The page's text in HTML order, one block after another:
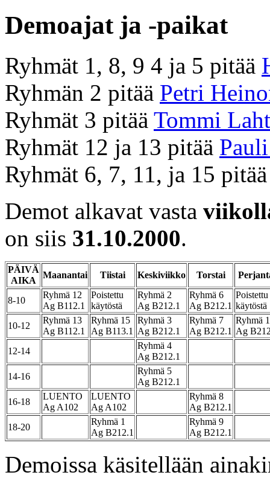
Demoajat ja -paikat
Ryhmät 1, 8, 9 4 ja 5 pitää
Ryhmän 2 pitää Petri
Ryhmät 3 pitää Tommi
Ryhmät 12 ja 13 pitää
Ryhmät 6, 7, 11, ja 15
Demot alkavat vasta
on siis 31.10.2000.
PÄIVÄ
AIKA
Maanantai Tiistai Keskiviikko Torstai
8-10
Ryhmä 12
Ag B112.1
Poistettu
käytöstä
Ryhmä 2
Ag B212.1
Ryhmä 6
Ag B212.1
Poistettu
käytöstä
10-12
Ryhmä 13
Ag B112.1
Ryhmä 15
Ag B113.1
Ryhmä 3
Ag B212.1
Ryhmä 7
Ag B212.1
Ryhmä
Ag
12-14
Ryhmä 4
Ag B212.1
14-16
Ryhmä 5
Ag B212.1
16-18
LUENTO
Ag A102
LUENTO
Ag A102
Ryhmä 8
Ag B212.1
18-20
Ryhmä 1
Ag B212.1
Ryhmä 9
Ag B212.1
Demoissa käsitellään